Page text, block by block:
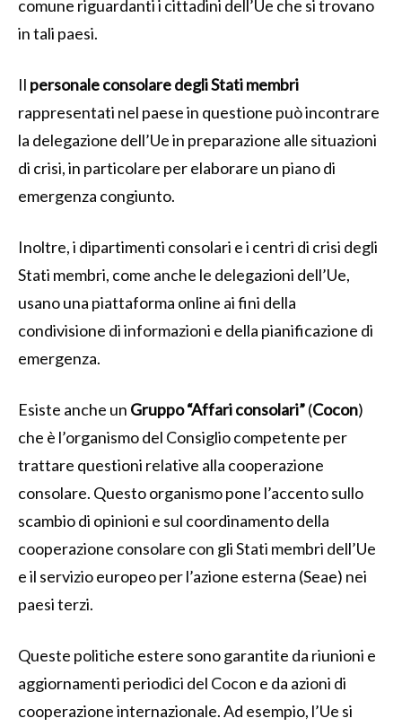
comune riguardanti i cittadini dell’Ue che si trovano
in tali paesi.
Il personale consolare degli Stati membri
rappresentati nel paese in questione può incontrare
la delegazione dell’Ue in preparazione alle situazioni
di crisi, in particolare per elaborare un piano di
emergenza congiunto.
Inoltre, i dipartimenti consolari e i centri di crisi degli
Stati membri, come anche le delegazioni dell’Ue,
usano una piattaforma online ai fini della
condivisione di informazioni e della pianificazione di
emergenza.
Esiste anche un Gruppo “Affari consolari”(Cocon)
che è l’organismo del Consiglio competente per
trattare questioni relative alla cooperazione
consolare. Questo organismo pone l’accento sullo
scambio di opinioni e sul coordinamento della
cooperazione consolare con gli Stati membri dell’Ue
e il servizio europeo per l’azione esterna (Seae) nei
paesi terzi.
Queste politiche estere sono garantite da riunioni e
aggiornamenti periodici del Cocon e da azioni di
cooperazione internazionale. Ad esempio, l’Ue si